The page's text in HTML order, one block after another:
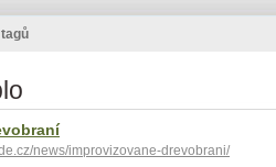
news/improvizovane-drevobrani/